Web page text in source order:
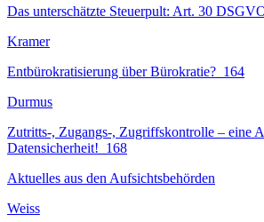
Das unterschätzte Steuerpult: Art. 30
Kramer
Entbürokratisierung über Bürokratie? 164
Durmus
Zutritts-, Zugangs-, Zugriffskontrolle – eine
Datensicherheit! 168
Aktuelles aus den Aufsichtsbehörden
Weiss